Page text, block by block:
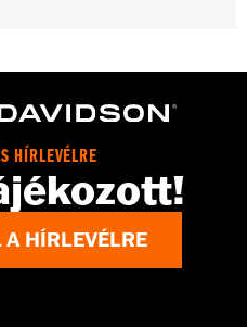
HÍRLEVÉLRE
HÍRLEVÉLRE